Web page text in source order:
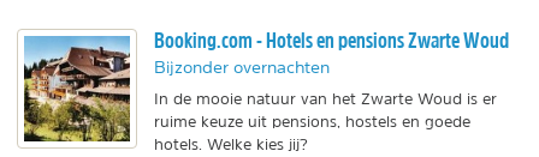
Booking.com - Hotels en pensions Zwarte Woud
Bijzonder overnachten
In de mooie natuur van het Zwarte Woud is er
ruime keuze uit pensions, hostels en goede
hotels. Welke kies jij?